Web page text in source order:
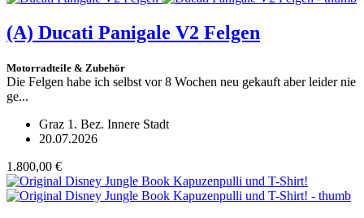
(A) Ducati Panigale V2 Felgen
Motorradteile & Zubehör
Die Felgen habe ich selbst vor 8 Wochen neu gekauft aber leider nie
ge...
Graz 1. Bez. Innere Stadt
20.07.2026
1.800,00 €